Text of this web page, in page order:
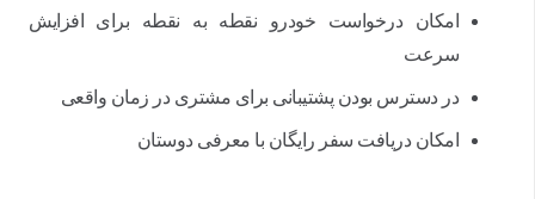
امکان درخواست خودرو نقطه به نقطه برای افزایش
سرعت
در دسترس بودن پشتیبانی برای مشتری در زمان واقعی
امکان دریافت سفر رایگان با معرفی دوستان